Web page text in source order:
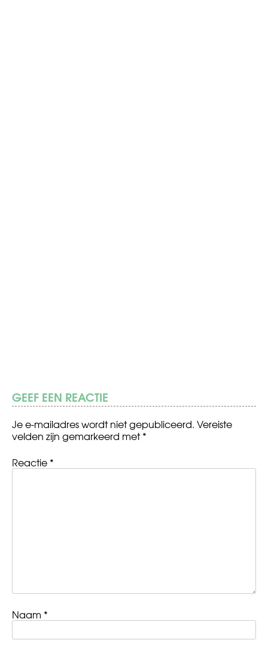
GEEF EEN REACTIE
Je e-mailadres wordt niet gepubliceerd. Vereiste
velden zijn gemarkeerd met*
Reactie *
Naam *